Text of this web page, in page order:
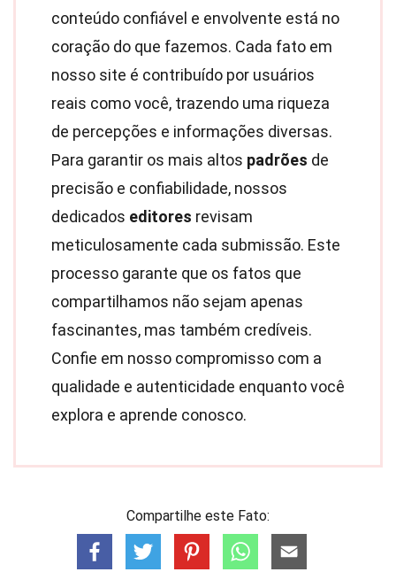
conteúdo confiável e envolvente está no
coração do que fazemos. Cada fato em
nosso site é contribuído por usuários
reais como você, trazendo uma riqueza
de percepções e informações diversas.
Para garantir os mais altos padrões de
precisão e confiabilidade, nossos
dedicados editores revisam
meticulosamente cada submissão. Este
processo garante que os fatos que
compartilhamos não sejam apenas
fascinantes, mas também credíveis.
Confie em nosso compromisso com a
qualidade e autenticidade enquanto você
explora e aprende conosco.
Compartilhe este Fato: